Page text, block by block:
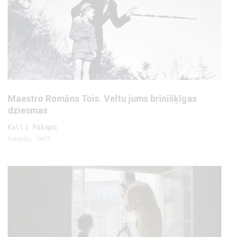
Maestro Romāns Tois. Veltu jums brīnišķīgas
dziesmas
Kalli Pākspū
Kanāda, 2023